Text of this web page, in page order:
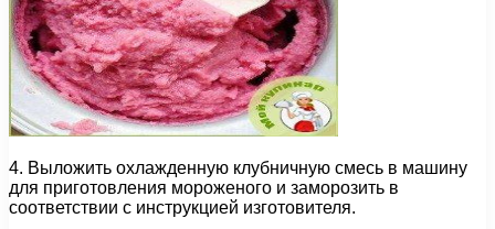
4. Выложить охлажденную клубничную смесь в машину
для приготовления мороженого и заморозить в
соответствии с инструкцией изготовителя.